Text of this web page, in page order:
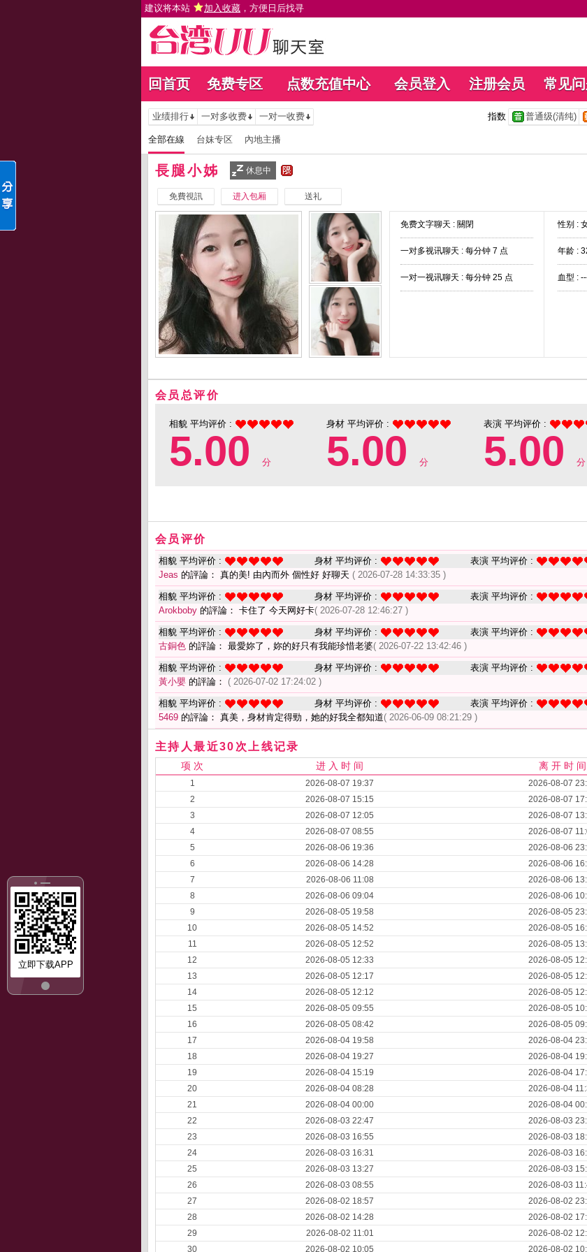
建议将本站 加入收藏 ，方便日后找寻
回首页 免费专区 点数充值中心 会员登入 注册会员 常见
立即下载APP
业绩排行 一对多收费 一对一收费 指数 普通级(清纯)
全部在線 台妹专区 內地主播
長腿小姊 休息中
免費視訊 进入包厢 送礼
免费文字聊天 : 關閉
一对多视讯聊天 : 每分钟 7 点
一对一视讯聊天 : 每分钟 25 点
性别 :
年龄 :
血型 :
会员总评价
相貌 平均评价 :
5.00 分
身材 平均评价 :
5.00 分
表演 平均评价 :
5.00 分
会员评价
相貌 平均评价 : 身材 平均评价 : 表演 平均评价 :
Jeas 的評論： 真的美! 由內而外 個性好 好聊天 ( 2026-07-28 14:33:35 )
相貌 平均评价 : 身材 平均评价 : 表演 平均评价 :
Arokboby 的評論： 卡住了 今天网好卡( 2026-07-28 12:46:27 )
相貌 平均评价 : 身材 平均评价 : 表演 平均评价 :
古銅色 的評論： 最愛妳了，妳的好只有我能珍惜老婆( 2026-07-22 13:42:46 )
相貌 平均评价 : 身材 平均评价 : 表演 平均评价 :
黃小嬰 的評論： ( 2026-07-02 17:24:02 )
相貌 平均评价 : 身材 平均评价 : 表演 平均评价 :
5469 的評論： 真美，身材肯定得勁，她的好我全都知道( 2026-06-09 08:21:29 )
主持人最近30次上线记录
项 次 进 入 时 间 离 开 时 间
1 2026-08-07 19:37 2026-08-07
2
2026-08-07 15:15 2026-08-07
3
2026-08-07 12:05 2026-08-07
4
2026-08-07 08:55 2026-08-07
5
2026-08-06 19:36 2026-08-06
6
2026-08-06 14:28 2026-08-06
7
2026-08-06 11:08 2026-08-06
8
2026-08-06 09:04 2026-08-06
9
2026-08-05 19:58 2026-08-05
10
2026-08-05 14:52 2026-08-05
11
2026-08-05 12:52 2026-08-05
12
2026-08-05 12:33 2026-08-05
13
2026-08-05 12:17 2026-08-05
14
2026-08-05 12:12 2026-08-05
15
2026-08-05 09:55 2026-08-05
16
2026-08-05 08:42 2026-08-05
17
2026-08-04 19:58 2026-08-04
18
2026-08-04 19:27 2026-08-04
19
2026-08-04 15:19 2026-08-04
20
2026-08-04 08:28 2026-08-04
21
2026-08-04 00:00 2026-08-04
22
2026-08-03 22:47 2026-08-03
23
2026-08-03 16:55 2026-08-03
24
2026-08-03 16:31 2026-08-03
25
2026-08-03 13:27 2026-08-03
26
2026-08-03 08:55 2026-08-03
27
2026-08-02 18:57 2026-08-02
28
2026-08-02 14:28 2026-08-02
29
2026-08-02 11:01 2026-08-02
30
2026-08-02 10:05 2026-08-02